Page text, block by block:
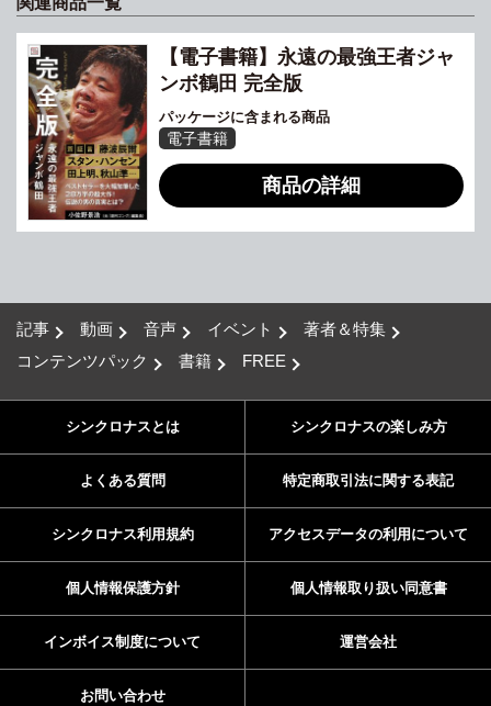
【電子書籍】永遠の最強王者ジャ
ンボ鶴田 完全版
パッケージに含まれる商品
電子書籍
商品の詳細
記事 動画 音声 イベント
著者＆特集
コンテンツパック
書籍 FREE
シンクロナスとは シンクロナスの楽しみ方
よくある質問 特定商取引法に関する表記
シンクロナス利用規約 アクセスデータの利用について
個人情報保護方針 個人情報取り扱い同意書
インボイス制度について 運営会社
お問い合わせ